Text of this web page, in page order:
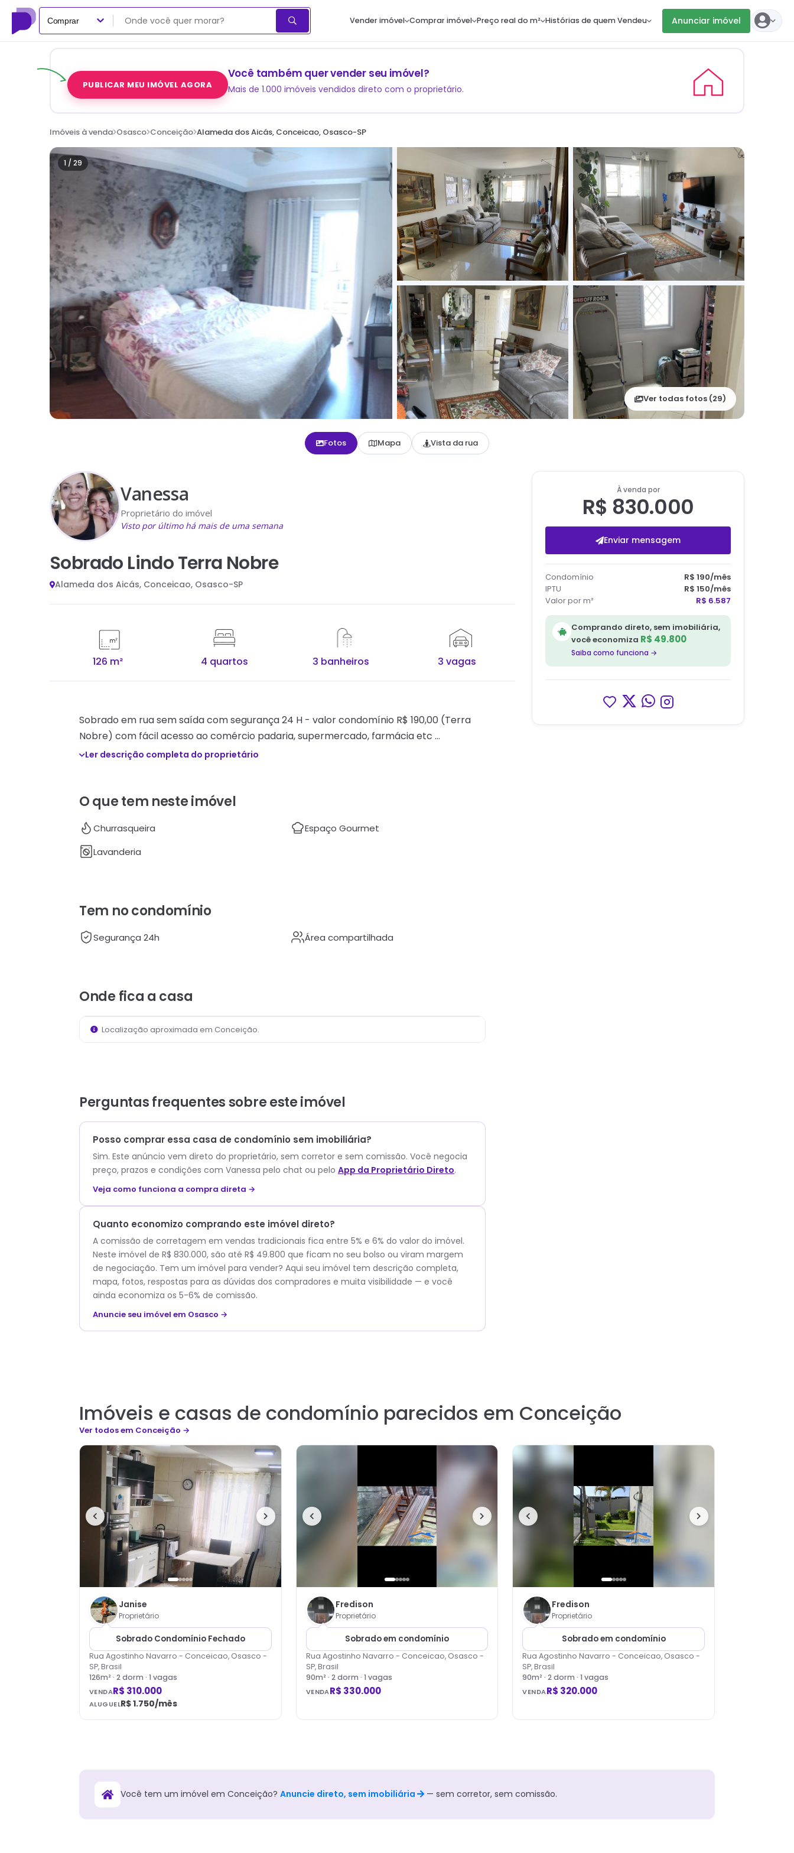
Comprar Vender imóvel Comprar imóvel Preço real do m² Histórias de quem Vendeu Anunciar imóvel
PUBLICAR MEU IMÓVEL AGORA
Você também quer vender seu imóvel?
Mais de 1.000 imóveis vendidos direto com o proprietário.
Imóveis à venda Osasco Conceição Alameda dos Aicás, Conceicao, Osasco-SP
1 / 29
Ver todas fotos (29)
Fotos Mapa Vista da rua
Vanessa
Proprietário do imóvel
Visto por último há mais de uma semana
Sobrado Lindo Terra Nobre
Alameda dos Aicás, Conceicao, Osasco-SP
126 m² 4 quartos 3 banheiros 3 vagas
Sobrado em rua sem saída com segurança 24 H - valor condomínio R$ 190,00 (Terra
Nobre) com fácil acesso ao comércio padaria, supermercado, farmácia etc …
Ler descrição completa do proprietário
O que tem neste imóvel
Churrasqueira
Espaço Gourmet
Lavanderia
Tem no condomínio
Segurança 24h Área compartilhada
Onde fica a casa
Localização aproximada em Conceição.
Perguntas frequentes sobre esteimóvel
Posso comprar essa casa de condomínio sem imobiliária?
Sim. Este anúncio vem direto do proprietário, sem corretor e sem comissão. Você negocia
preço, prazos e condições com Vanessa pelo chat ou pelo App da Proprietário Direto.
Veja como funciona a compra direta →
Quanto economizo comprando este imóvel direto?
A comissão de corretagem em vendas tradicionais fica entre 5% e 6% do valor do imóvel.
Neste imóvel de R$ 830.000, são até R$ 49.800 que ficam no seu bolso ou viram margem
de negociação. Tem um imóvel para vender? Aqui seu imóvel tem descrição completa,
mapa, fotos, respostas para as dúvidas dos compradores e muita visibilidade — e você
ainda economiza os 5-6% de comissão.
Anuncie seu imóvel em Osasco →
À venda por
R$ 830.000
Enviar mensagem
Condomínio R$ 190/mês
IPTU
R$ 150/mês
Valor por m²
R$ 6.587
Comprando direto, sem imobiliária,
você economiza R$ 49.800
Saiba como funciona →
Imóveis e casas de condomínio parecidos em Conceição
Ver todosem Conceição →
Janise
Proprietário
Sobrado Condomínio Fechado
Rua Agostinho Navarro - Conceicao, Osasco -
SP, Brasil
126m² · 2dorm · 1 vagas
VENDAR$ 310.000
ALUGUELR$ 1.750/mês
Fredison
Proprietário
Sobrado em condomínio
Rua Agostinho Navarro - Conceicao, Osasco -
SP, Brasil
90m² · 2dorm · 1 vagas
VENDAR$ 330.000
Fredison
Proprietário
Sobrado em condomínio
Rua Agostinho Navarro - Conceicao, Osasco -
SP, Brasil
90m² ·2dorm · 1 vagas
VENDAR$ 320.000
Você tem um imóvel em Conceição? Anuncie direto, sem imobiliária — sem corretor, sem comissão.